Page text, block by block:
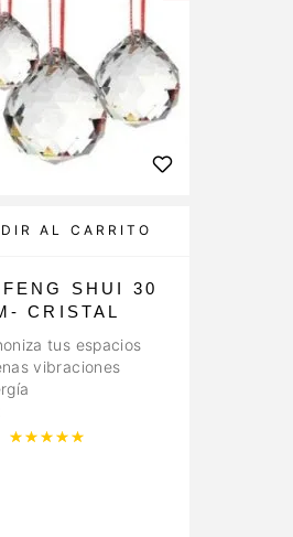
AL CARRITO
SHUI 30
CRISTAL
tus espacios
vibraciones
Valorado con